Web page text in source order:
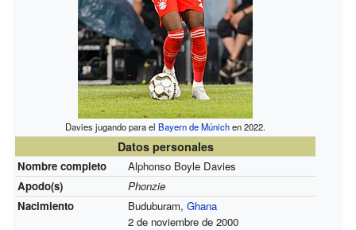
Davies jugando para elBayern de Múnichen 2022.
Datos personales
Nombre completo
Alphonso Boyle Davies
Apodo(s)
Phonzie
Nacimiento
Buduburam, Ghana
2 de noviembre de 2000